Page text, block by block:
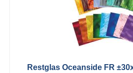
Restglas Oceanside FR